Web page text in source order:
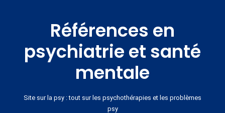
Références en
psychiatrie et santé
mentale
Site sur la psy : tout sur les psychothérapies et les problèmes
psy